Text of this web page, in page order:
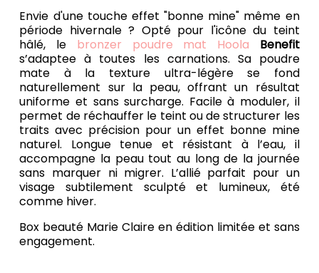
Envie d'une touche effet "bonne mine" même en
période hivernale ? Opté pour l'icône du teint
hâlé, le bronzer poudre mat Hoola
Benefit
s’adaptee à toutes les carnations. Sa poudre
mate à la texture ultra-légère se fond
naturellement sur la peau, offrant un résultat
uniforme et sans surcharge. Facile à moduler, il
permet de réchauffer le teint ou de structurer les
traits avec précision pour un effet bonne mine
naturel. Longue tenue et résistant à l’eau, il
accompagne la peau tout au long de la journée
sans marquer ni migrer. L’allié parfait pour un
visage subtilement sculpté et lumineux, été
comme hiver.
Box beauté Marie Claire en édition limitée et sans
engagement.